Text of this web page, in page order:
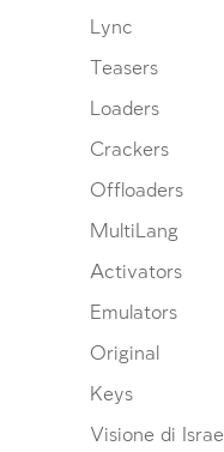
Lync
Teasers
Loaders
Crackers
Offloaders
MultiLang
Activators
Emulators
Original
Keys
Visione di